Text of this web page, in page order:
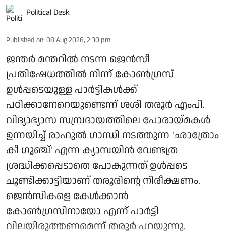
Political Desk
Published on: 08 Aug 2026, 2:30 pm
ജന്തർ മന്തറിൽ നടന്ന ജെൻസീ
പ്രതിഷേധത്തിൽ നിന്ന് കോൺഗ്രസ്
ഉൾപ്പടെയുള്ള പാർട്ടികൾക്ക്
പഠിക്കാനേറെയുണ്ടെന്ന് ശശി തരൂർ എംപി.
വിദ്യാഭ്യാസ സമ്പ്രദായത്തിലെ പോരായ്മകൾ
ഉന്നയിച്ച് രാഹുൽ ഗാന്ധി നടത്തുന്ന 'ഛാത്രോം
കീ ഗൂഞ്ച്' എന്ന ക്യാമ്പയിൻ വേണ്ടത്ര
ശ്രദ്ധിക്കപ്പെടാതെ പോകുന്നത് ഉൾപ്പടെ
ചൂണ്ടിക്കാട്ടിയാണ് തരൂരിന്റെ നിരീക്ഷണം.
ജെൻസികളെ കേൾക്കാൻ
കോൺഗ്രസിനായോ എന്ന് പാർട്ടി
വിലയിരുത്തണമെന്ന് തരൂർ പറയുന്നു.